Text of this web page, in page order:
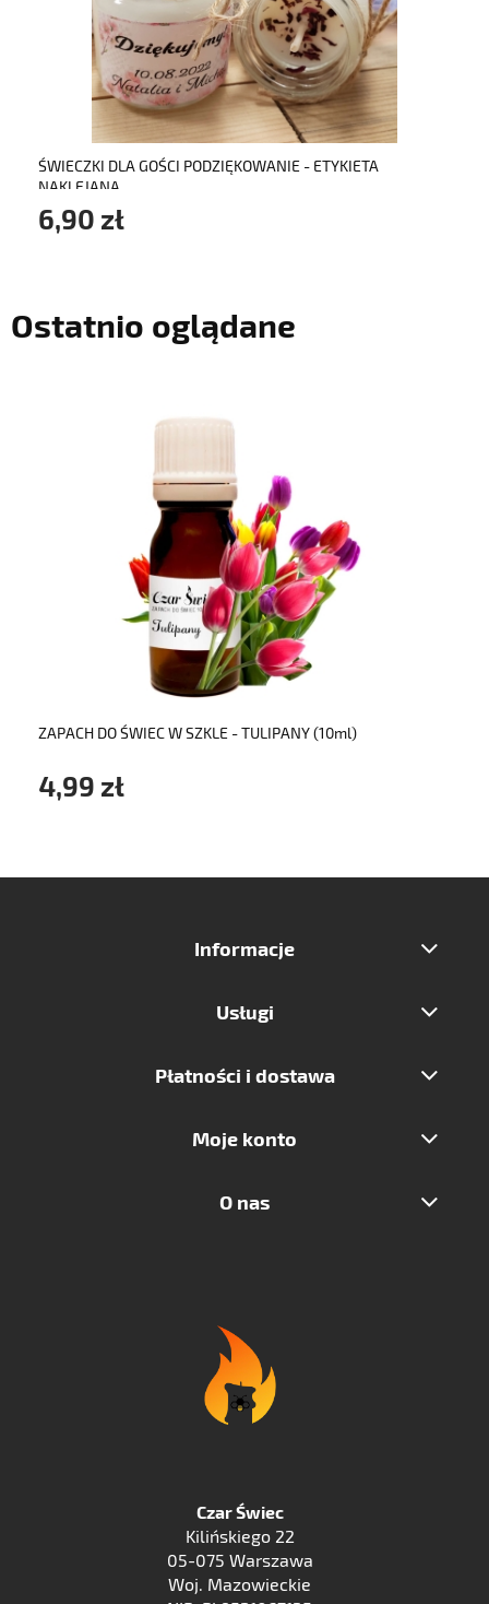
ŚWIECZKI DLA GOŚCI PODZIĘKOWANIE - ETYKIETA
NAKLEJANA
6,90 zł
do koszyka
Ostatnio oglądane
ZAPACH DO ŚWIEC W SZKLE - TULIPANY (10ml)
4,99 zł
do koszyka
Informacje
Usługi
Płatności i dostawa
Moje konto
O nas
Czar Świec
Kilińskiego 22
05-075 Warszawa
Woj. Mazowieckie